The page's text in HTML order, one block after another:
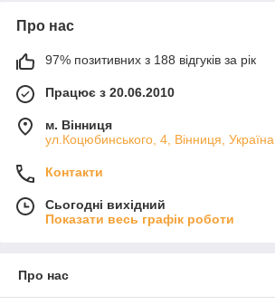
Про нас
97% позитивних з 188 відгуків за рік
Працює з 20.06.2010
м. Вінниця
ул.Коцюбинського, 4, Вінниця, Україна
Контакти
Сьогодні вихідний
Показати весь графік роботи
Про нас